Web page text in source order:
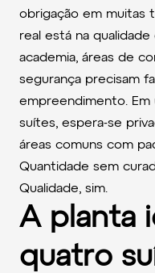
obrigação em muitas
real está na
academia, áreas de
segurança precisam
empreendimento.
suítes, espera-se
áreas comuns com
Quantidade sem
Qualidade, sim.
A planta
quatro